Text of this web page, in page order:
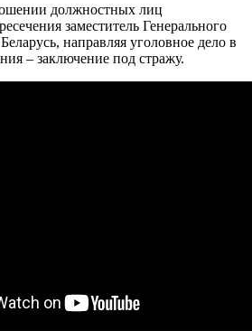
должностных лиц
заместитель Генерального
направляя уголовное дело в
– заключение под стражу.